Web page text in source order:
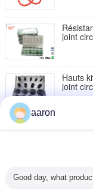
joint
Hauts
joint
Kit en
Dureté
aaron
Good day, what